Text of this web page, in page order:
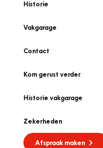
Historie
Vakgarage
Contact
Kom gerust verder
Historie vakgarage
Zekerheden
Afspraak maken